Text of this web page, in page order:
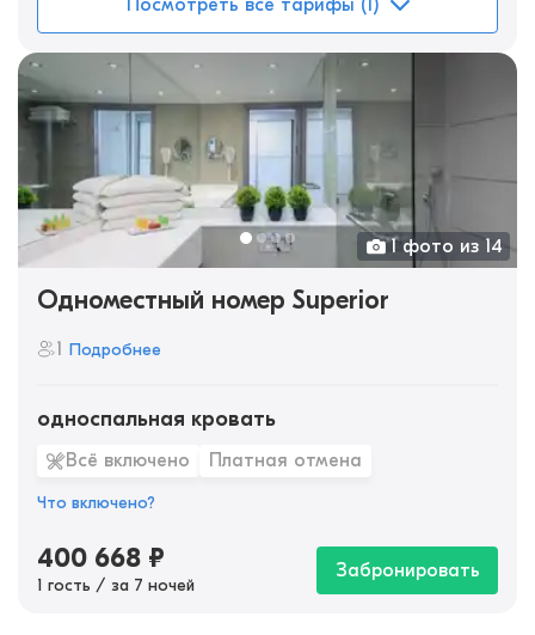
Посмотреть все тарифы (1)
1 фото из 14
Одноместный номер Superior
1 Подробнее
односпальная кровать
Всё включено Платная отмена
Что включено?
400 668 ₽
1 гость / за 7 ночей
Забронировать